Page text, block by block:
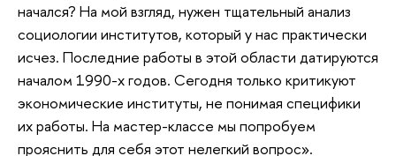
начался? На мой взгляд, нужен тщательный анализ
социологии институтов, который у нас практически
исчез. Последние работы в этой области датируются
началом 1990-х годов. Сегодня только критикуют
экономические институты, не понимая специфики
их работы. На мастер-классе мы попробуем
прояснить для себя этот нелегкий вопрос».